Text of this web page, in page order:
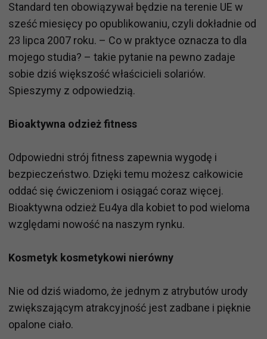
Standard ten obowiązywał będzie na terenie UE w
sześć miesięcy po opublikowaniu, czyli dokładnie od
23 lipca 2007 roku. – Co w praktyce oznacza to dla
mojego studia? – takie pytanie na pewno zadaje
sobie dziś większość właścicieli solariów.
Spieszymy z odpowiedzią.
Bioaktywna odzież fitness
Odpowiedni strój fitness zapewnia wygodę i
bezpieczeństwo. Dzięki temu możesz całkowicie
oddać się ćwiczeniom i osiągać coraz więcej.
Bioaktywna odzież Eu4ya dla kobiet to pod wieloma
względami nowość na naszym rynku.
Kosmetyk kosmetykowi nierówny
Nie od dziś wiadomo, że jednym z atrybutów urody
zwiększającym atrakcyjność jest zadbane i pięknie
opalone ciało.